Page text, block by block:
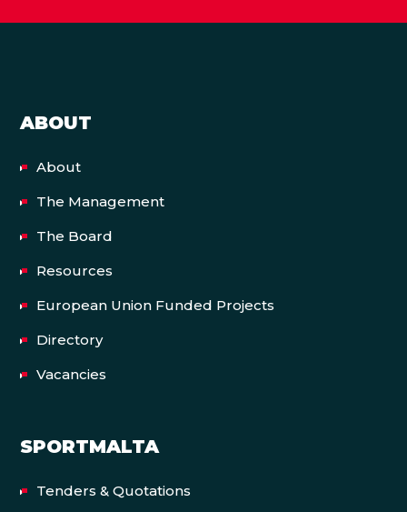
ABOUT
About
The Management
The Board
Resources
European Union Funded Projects
Directory
Vacancies
SPORTMALTA
Tenders & Quotations